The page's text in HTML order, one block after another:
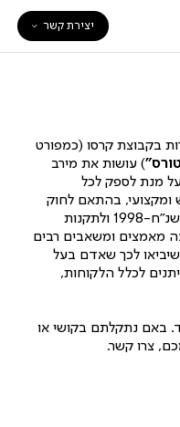
יצירת קשר
בקבוצת קרסו (כמפורט
) עושות את מירב
מנת לספק לכל
ומקצועי, בהתאם לחוק
שוויון זכויות לאנשים עם מוגבלויות תשנ”ח-1998 ולתקנות
מאמצים ומשאבים רבים
לכך שאדם בעל
לכלל הלקוחות,
באם נתקלתם בקושי או
צרו קשר.